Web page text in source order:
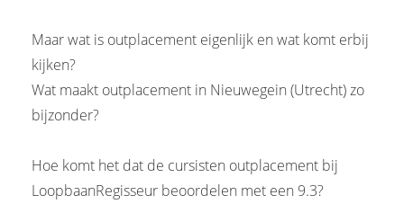
Maar wat is outplacement eigenlijk en wat komt erbij
kijken?
Wat maakt outplacement in Nieuwegein (Utrecht) zo
bijzonder?
Hoe komt het dat de cursisten outplacement bij
LoopbaanRegisseur beoordelen met een 9.3?
van